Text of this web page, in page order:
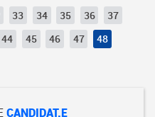
33 34 35 36
37
44 45 46 47 48
CANDIDAT.E